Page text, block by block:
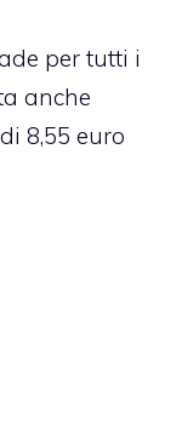
per tutti i
anche
8,55 euro